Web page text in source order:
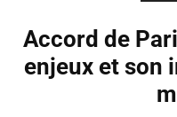
Accord de
enjeux et son